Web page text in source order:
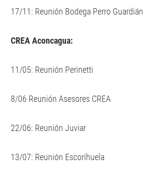
17/11: Reunión Bodega Perro Guardián
CREA Aconcagua:
11/05: Reunión Perinetti
8/06 Reunión Asesores CREA
22/06: Reunión Juviar
13/07: Reunión Escorihuela